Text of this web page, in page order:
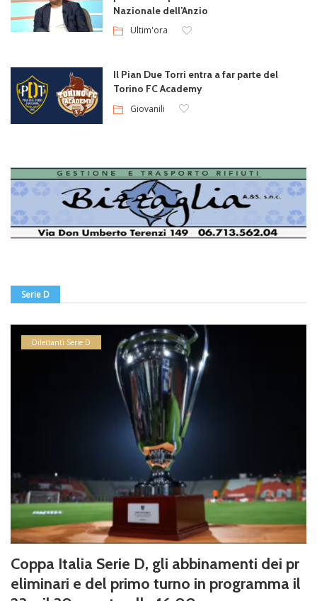
Nazionale dell’Anzio
Ultim'ora
Il Pian Due Torri entra a far parte del
Torino FC Academy
Giovanili
Serie D
Dilettanti Serie D
Coppa Italia Serie D, gli abbinamenti dei pr
eliminari e del primo turno in programma il